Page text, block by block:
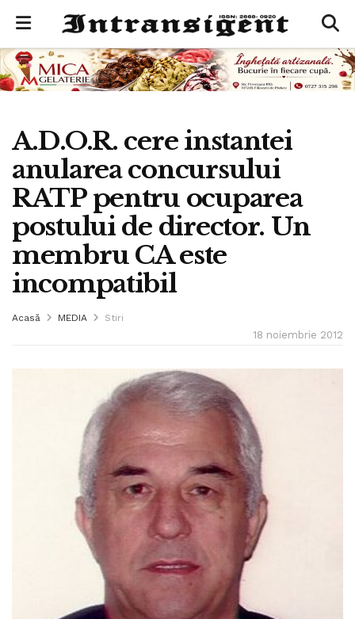
A.D.O.R. cere instantei
anularea concursului
RATP pentru ocuparea
postului de director. Un
membru CA este
incompatibil
Acasă MEDIA Stiri
18 noiembrie 2012